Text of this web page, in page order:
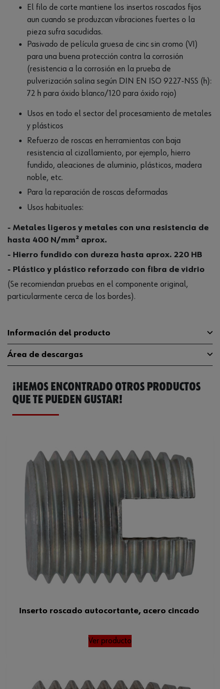
El filo de corte mantiene los insertos roscados fijos
aun cuando se produzcan vibraciones fuertes o la
pieza sufra sacudidas.
Pasivado de película gruesa de cinc sin cromo (VI)
para una buena protección contra la corrosión
(resistencia a la corrosión en la prueba de
pulverización salina según DIN EN ISO 9227-NSS (h):
72 h para óxido blanco/120 para óxido rojo)
Usos en todo el sector del procesamiento de metales
y plásticos
Refuerzo de roscas en herramientas con baja
resistencia al cizallamiento, por ejemplo, hierro
fundido, aleaciones de aluminio, plásticos, madera
noble, etc.
Para la reparación de roscas deformadas
Usos habituales:
- Metales ligeros y metales con una resistencia de
hasta 400 N/mm² aprox.
- Hierro fundido con dureza hasta aprox. 220 HB
- Plástico y plástico reforzado con fibra de vidrio
(Se recomiendan pruebas en el componente original,
particularmente cerca de los bordes).
Información del producto
Material Acero, cementado
Superficie TFP
Compatible con RoHS
Longitud 10 mm
Rosca interior
5 mm
Tipo de rosca
Diámetro mínimo de orificio de
perforación
7.2 mm
Diámetro exterior x paso
Área de descargas
Catálogo General 0660301050
¡HEMOS ENCONTRADO OTROS PRODUCTOS
QUE TE PUEDEN GUSTAR!
Inserto roscado autocortante, acero cincado
Ver producto